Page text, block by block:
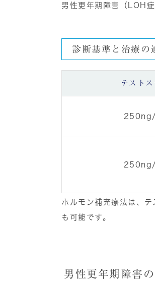
男性更年期障害（LOH症
診断基準と治療の
テスト
250ng/
ホルモン補充療法は、
も可能です。
男性更年期障害